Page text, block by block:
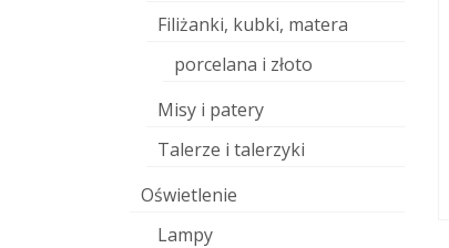
A Pracownia wygląda tak
garncarskiego. które – jako
ciągle w piwnicznej...
Filiżanki, kubki, matera
porcelana i złoto
Misy i patery
Talerze i talerzyki
Oświetlenie
Lampy